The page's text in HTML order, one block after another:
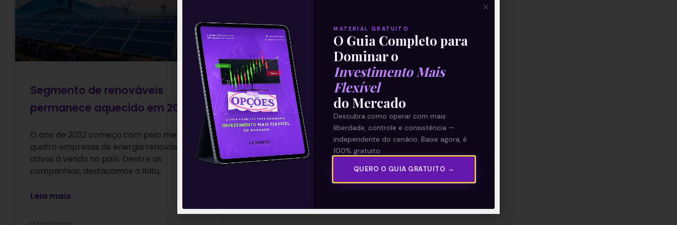
Segmento de renováveis
permanece aquecido em 2022
O ano de 2022 começa com pelo menos
quatro empresas de energia renovável com
ativos à venda no país. Dentre as
companhias, destacamos a Ibitu,
Leia mais
MATERIAL GRATUITO
O Guia Completo para
Dominar o
Investimento Mais
Flexível
do Mercado
Descubra como operar com mais
liberdade, controle e consistência —
independente do cenário. Baixe agora, é
100% gratuito.
QUERO O GUIA GRATUITO →